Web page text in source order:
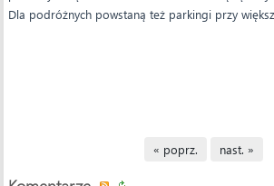
Dla podróżnych powstaną też parkingi przy
« poprz. nast. »